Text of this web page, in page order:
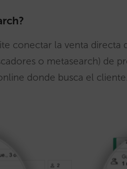
conectar la venta directa
o metasearch) de
donde busca el